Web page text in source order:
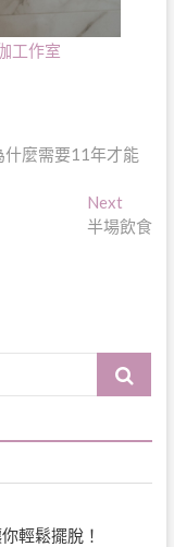
工作室
麼需要11年才能
NextNext
post:
半場飲食
Search
輕鬆擺脫！